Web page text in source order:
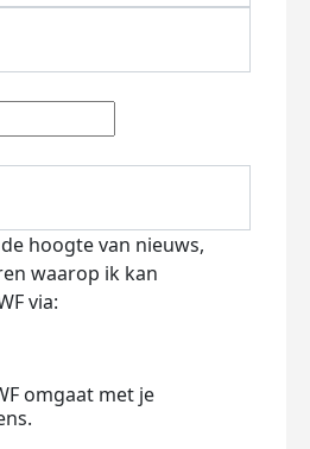
hoogte van nieuws,
waarop ik kan
via:
omgaat met je